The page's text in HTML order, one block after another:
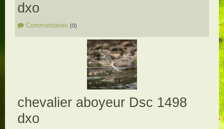
dxo
Commentaires (0)
chevalier aboyeur Dsc 1498
dxo